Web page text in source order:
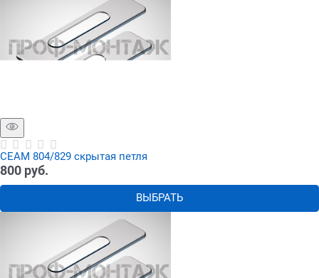
СЕАМ 804/829 скрытая петля
800 руб.
ВЫБРАТЬ